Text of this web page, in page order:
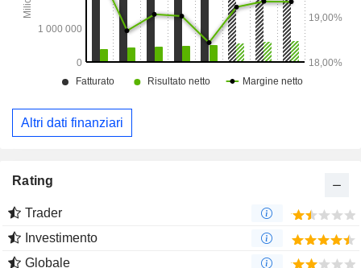
Altri dati finanziari
Rating
Trader
Investimento
Globale